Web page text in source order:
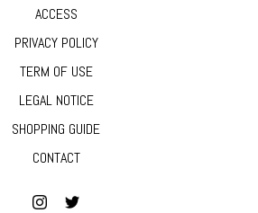
ACCESS
PRIVACY POLICY
TERM OF USE
LEGAL NOTICE
SHOPPING GUIDE
CONTACT